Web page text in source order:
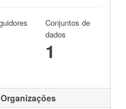
Conjuntos de
dados
1
Organizações